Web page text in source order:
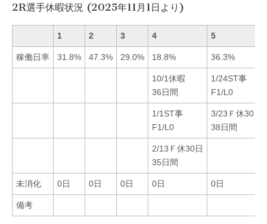
2R選手休暇状況 (2025年11月1日より)
1 2 3 4 5
稼働日率 31.8% 47.3% 29.0% 18.8% 36.3%
10/1休暇
36日間
1/24ST事
F1/L0
1/1ST事
F1/L0
3/23Ｆ休30日
38日間
2/13Ｆ休30日
35日間
未消化 0日 0日 0日 0日 0日
備考